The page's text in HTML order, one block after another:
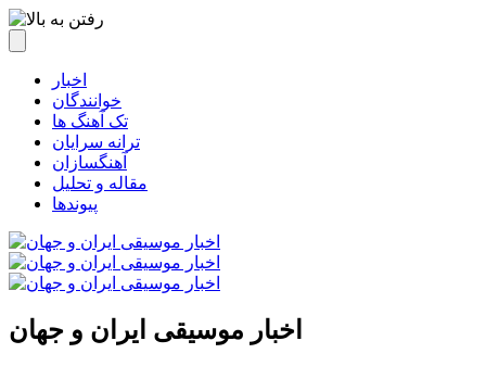
اخبار
خوانندگان
تک آهنگ ها
ترانه سرایان
آهنگسازان
مقاله و تحلیل
پیوندها
اخبار موسیقی ایران و جهان